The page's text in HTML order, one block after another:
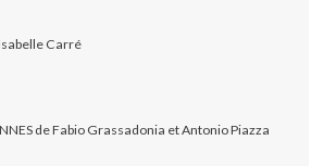
Carré
de Fabio Grassadonia et Antonio Piazza